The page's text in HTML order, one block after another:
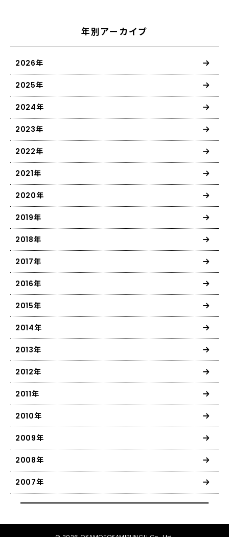
年別アーカイブ
2026年
2025年
2024年
2023年
2022年
2021年
2020年
2019年
2018年
2017年
2016年
2015年
2014年
2013年
2012年
2011年
2010年
2009年
2008年
2007年